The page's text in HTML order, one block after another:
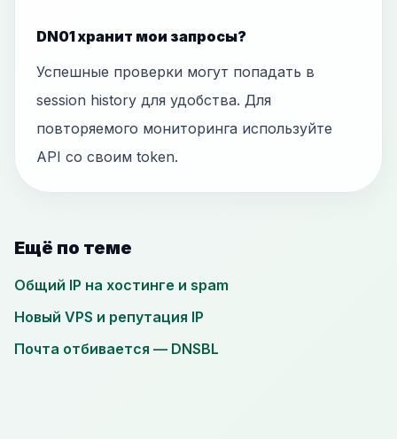
DN01 хранит мои запросы?
Успешные проверки могут попадать в
session history для удобства. Для
повторяемого мониторинга используйте
API со своим token.
Ещё по теме
Общий IP на хостинге и spam
Новый VPS и репутация IP
Почта отбивается — DNSBL